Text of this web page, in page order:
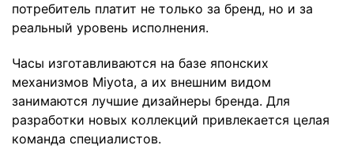
потребитель платит не только за бренд, но и за
реальный уровень исполнения.
Часы изготавливаются на базе японских
механизмов Miyota, а их внешним видом
занимаются лучшие дизайнеры бренда. Для
разработки новых коллекций привлекается целая
команда специалистов.